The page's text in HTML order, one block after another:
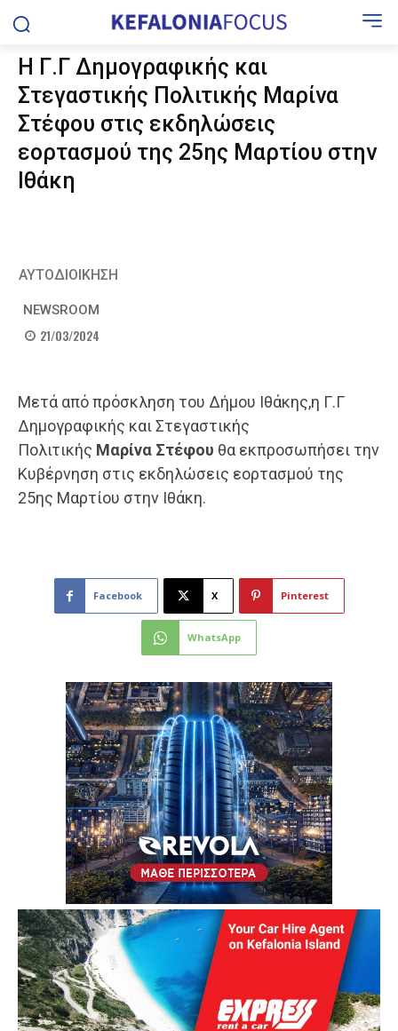
Η Γ.Γ Δημογραφικής και
Στεγαστικής Πολιτικής Μαρίνα
Στέφου στις εκδηλώσεις
εορτασμού της 25ης Μαρτίου στην
Ιθάκη
ΑΥΤΟΔΙΟΙΚΗΣΗ
NEWSROOM
21/03/2024
Μετά από πρόσκληση του Δήμου Ιθάκης,η Γ.Γ
Δημογραφικής και Στεγαστικής
Πολιτικής Μαρίνα Στέφου θα εκπροσωπήσει την
Κυβέρνηση στις εκδηλώσεις εορτασμού της
25ης Μαρτίου στην Ιθάκη.
Facebook X Pinterest
WhatsApp